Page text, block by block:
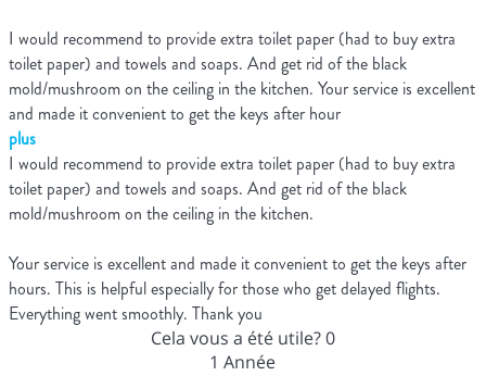
I would recommend to provide extra toilet paper (had to buy extra
toilet paper) and towels and soaps. And get rid of the black
mold/mushroom on the ceiling in the kitchen. Your service is excellent
and made it convenient to get the keys after hour
plus
I would recommend to provide extra toilet paper (had to buy extra
toilet paper) and towels and soaps. And get rid of the black
mold/mushroom on the ceiling in the kitchen.
Your service is excellent and made it convenient to get the keys after
hours. This is helpful especially for those who get delayed flights.
Everything went smoothly. Thank you
Cela vous a été utile?0
1 Année